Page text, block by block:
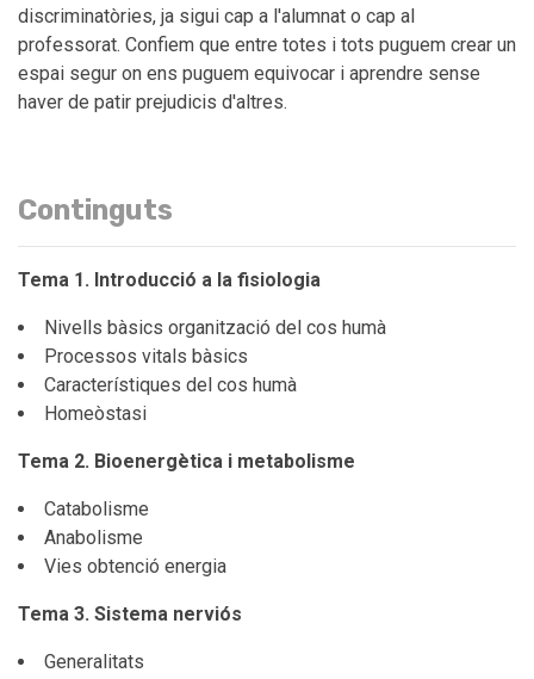
discriminatòries, ja sigui cap a l'alumnat o cap al
professorat. Confiem que entre totes i tots puguem crear un
espai segur on ens puguem equivocar i aprendre sense
haver de patir prejudicis d'altres.
Continguts
Tema 1. Introducció a la fisiologia
Nivells bàsics organització del cos humà
Processos vitals bàsics
Característiques del cos humà
Homeòstasi
Tema 2. Bioenergètica i metabolisme
Catabolisme
Anabolisme
Vies obtenció energia
Tema 3. Sistema nerviós
Generalitats